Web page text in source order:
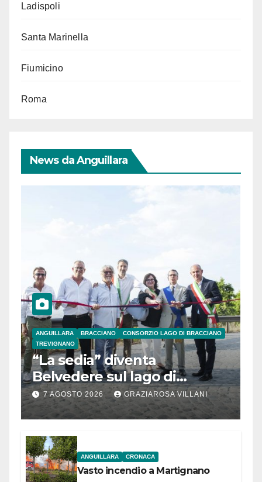
Ladispoli
Santa Marinella
Fiumicino
Roma
News da Anguillara
ANGUILLARA BRACCIANO
CONSORZIO LAGO DI BRACCIANO
TREVIGNANO
“La sedia” diventa
Belvedere sul lago di
Bracciano: ieri
l’inaugurazione
7 AGOSTO 2026 GRAZIAROSA VILLANI
ANGUILLARA CRONACA
Vasto incendio a Martignano